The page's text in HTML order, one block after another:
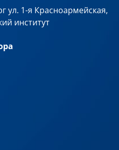
ул. 1-я Красноармейская,
институт